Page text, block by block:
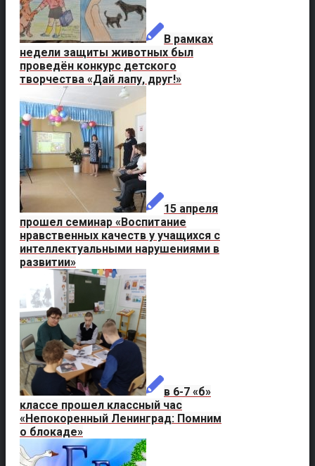
В рамках
недели защиты животных был
проведён конкурс детского
творчества «Дай лапу, друг!»
15 апреля
прошел семинар «Воспитание
нравственных качеств у учащихся с
интеллектуальными нарушениями в
развитии»
в 6-7 «б»
классе прошел классный час
«Непокоренный Ленинград: Помним
о блокаде»